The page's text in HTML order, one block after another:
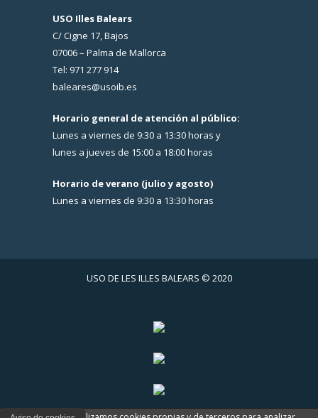
USO Illes Balears
C/ Cigne 17, Bajos
07006 – Palma de Mallorca
Tel: 971 277 914
baleares@usoib.es
Horario general de atención al público:
Lunes a viernes de 9:30 a 13:30 horas y
lunes a jueves de 15:00 a 18:00 horas
Horario de verano (julio y agosto)
Lunes a viernes de 9:30 a 13:30 horas
USO DE LES ILLES BALEARS © 2020